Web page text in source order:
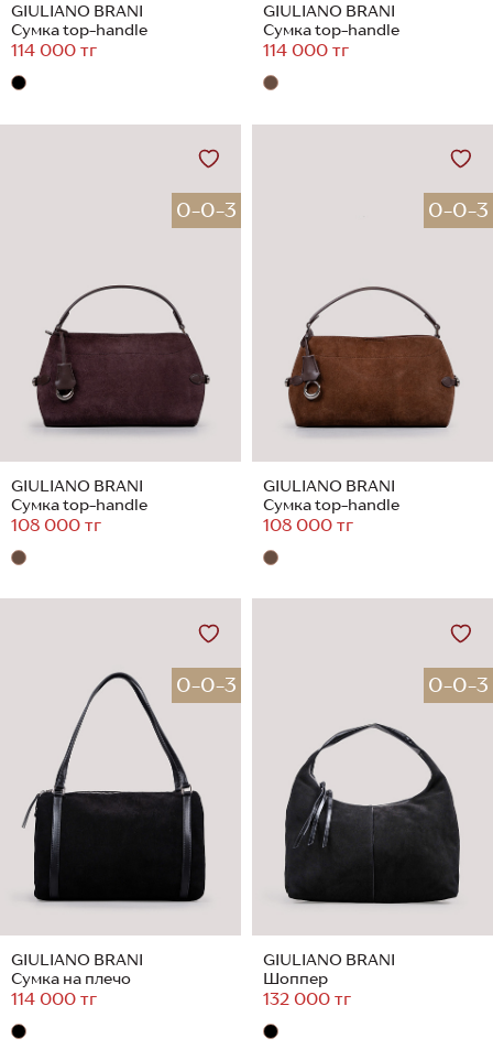
GIULIANO BRANI
Сумка top-handle
114 000 тг
GIULIANO BRANI
Сумка top-handle
114 000 тг
0-0-3
GIULIANO BRANI
Сумка top-handle
108 000 тг
0-0-3
GIULIANO BRANI
Сумка top-handle
108 000 тг
0-0-3
GIULIANO BRANI
Сумка на плечо
114 000 тг
0-0-3
GIULIANO BRANI
Шоппер
132 000 тг